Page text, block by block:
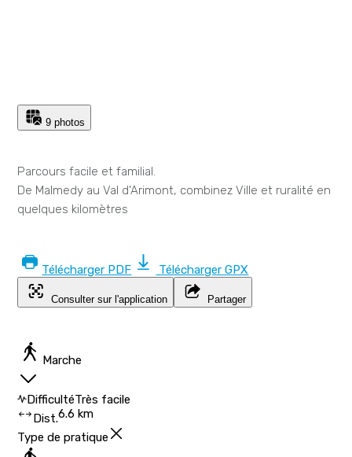
9 photos
Parcours facile et familial.
De Malmedy au Val d'Arimont, combinez Ville et ruralité en
quelques kilomètres
Télécharger PDF Télécharger GPX
Consulter sur l'application Partager
Marche
DifficultéTrès facile
Dist.6.6 km
Type de pratique